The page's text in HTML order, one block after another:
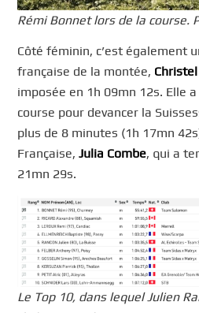
Rémi Bonnet lors de la course.
Côté féminin, c’est également
française de la montée,
imposée en 1h 09mn 12s. Elle
course pour devancer la
plus de 8 minutes (1h 17mn
Française,Julia Combe, qui a
21mn 29s.
Le Top 10, dans lequel Julien